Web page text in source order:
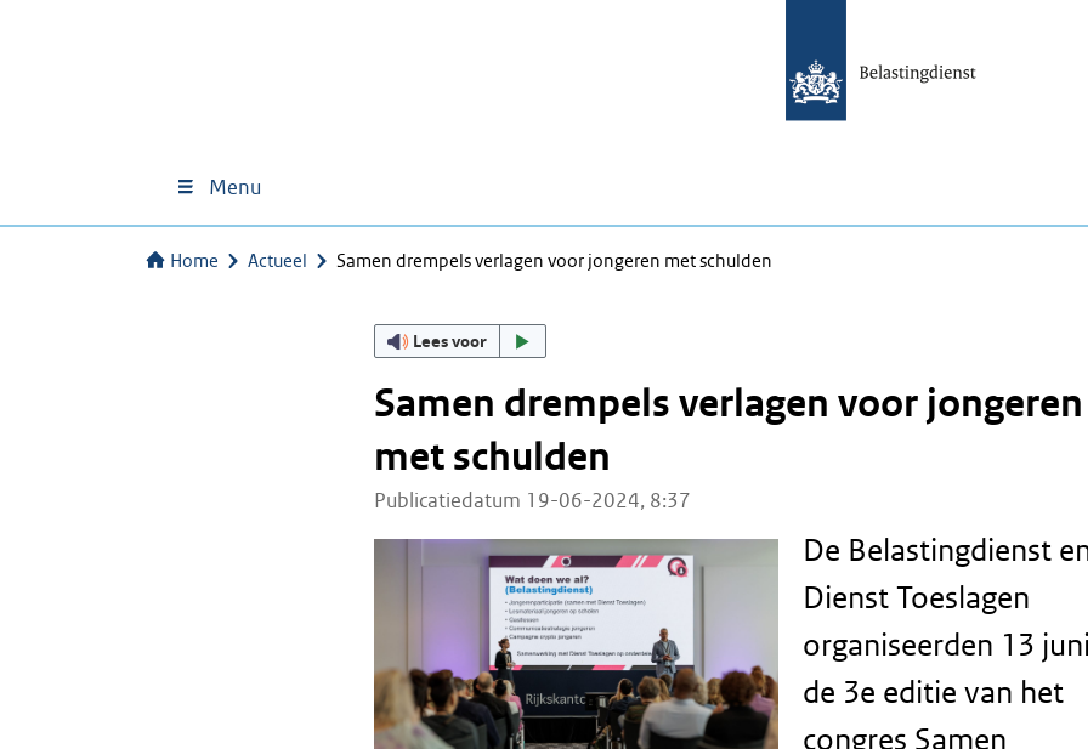
Menu
Home Actueel Samen drempels verlagen voor jongeren met schulden
Lees voor
Samen drempels verlagen voor jongeren
met schulden
Publicatiedatum 19-06-2024, 8:37
De Belastingdienst
Dienst Toeslagen
organiseerden 13
de 3e editie van het
congres Samen